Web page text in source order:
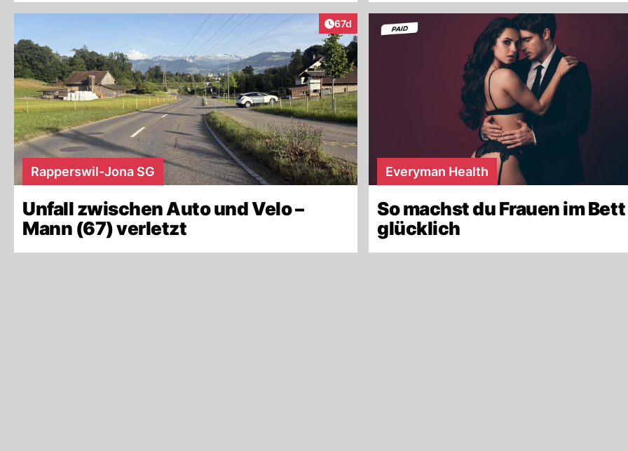
Artikel veröffentlicht:
67d
Rapperswil-Jona SG
Unfall zwischen Auto und Velo –
Mann (67) verletzt
Everyman Health
So machst du Frauen im Bett
glücklich